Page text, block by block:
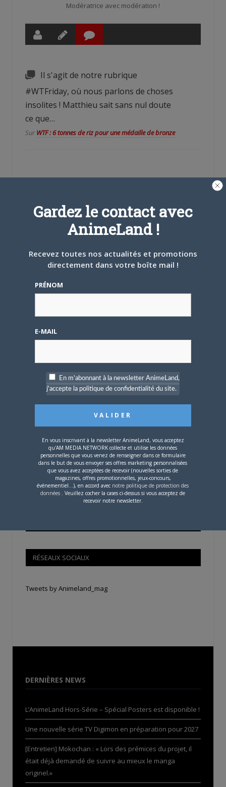
Modératrice avec modération !
Il s'agit de notre rubrique
#WTFriday, où nous parlons de choses
insolites ! Matthieu sait sans nul doute
ce que…
Sur WTF : 6 tonnes de riz pour une médaille de bronze
Créer un
Mot de passe oublié ?
OÙ TROUVER NOS MAGAZINES
carte !
Si votre ville n'est pas dans la liste,contactez-nous!
RÉSEAUX SOCIAUX
Tweets by Animeland_mag
DERNIÈRES NEWS
L’AnimeLand Hors-Série – Spécial Posters est disponible !
Une nouvelle série TV Digimon en préparation pour 2027
[Entretien] Mokochan : « Lors des prémices du projet, il
était déjà demandé de suivre au mieux le manga
originel.»
Gardez le contact avec
AnimeLand !
Recevez toutes nos actualités et promotions
directement dans votre boîte mail !
PRÉNOM
E-MAIL
En m'abonnant à la newsletter AnimeLand,
j'accepte la politique de confidentialité du site.
En vous inscrivant à la newsletter AnimeLand, vous acceptez
qu'AM MEDIA NETWORK collecte et utilise les données
personnelles que vous venez de renseigner dans ce formulaire
dans le but de vous envoyer ses offres marketing personnalisées
que vous avez acceptées de recevoir (nouvelles sorties de
magazines, offres promotionnelles, jeux-concours,
événementiel...), en accord avec notre politique de protection des
données . Veuillez cocher la cases ci-dessus si vous acceptez de
recevoir notre newsletter.